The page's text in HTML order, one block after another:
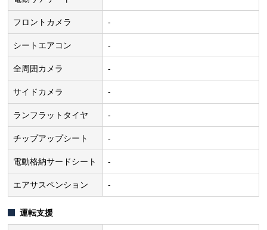
フロントカメラ -
シートエアコン -
全周囲カメラ -
サイドカメラ -
ランフラットタイヤ -
チップアップシート -
電動格納サードシート -
エアサスペンション -
運転支援